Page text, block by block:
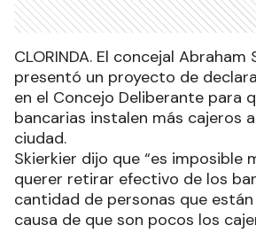
CLORINDA. El concejal Abraham
presentó un proyecto de
en el Concejo Deliberante para
bancarias instalen más cajeros
ciudad.
Skierkier dijo que “es imposible
querer retirar efectivo de los
cantidad de personas que
causa de que son pocos los